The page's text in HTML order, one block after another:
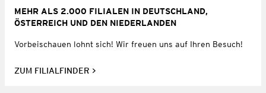
MEHR ALS 2.000 FILIALEN IN DEUTSCHLAND,
ÖSTERREICH UND DEN NIEDERLANDEN
Vorbeischauen lohnt sich! Wir freuen uns auf Ihren Besuch!
ZUM FILIALFINDER